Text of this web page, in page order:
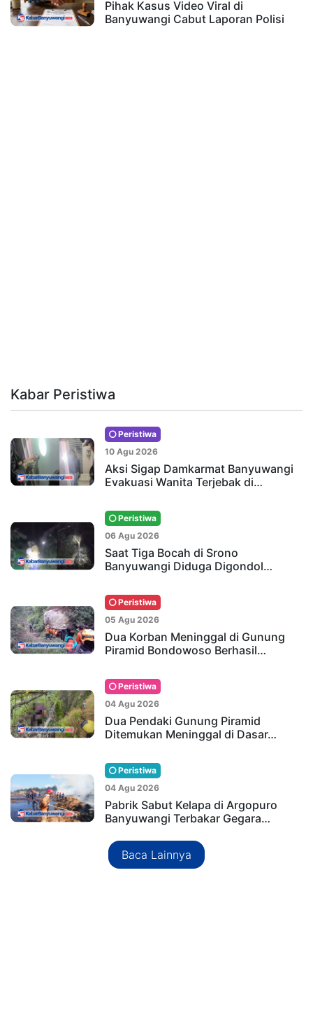
Pihak Kasus Video Viral di
Banyuwangi Cabut Laporan Polisi
Kabar Peristiwa
Peristiwa
10 Agu 2026
Aksi Sigap Damkarmat Banyuwangi
Evakuasi Wanita Terjebak di…
Peristiwa
06 Agu 2026
Saat Tiga Bocah di Srono
Banyuwangi Diduga Digondol…
Peristiwa
05 Agu 2026
Dua Korban Meninggal di Gunung
Piramid Bondowoso Berhasil…
Peristiwa
04 Agu 2026
Dua Pendaki Gunung Piramid
Ditemukan Meninggal di Dasar…
Peristiwa
04 Agu 2026
Pabrik Sabut Kelapa di Argopuro
Banyuwangi Terbakar Gegara…
Baca Lainnya